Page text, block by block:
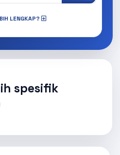
LENGKAP?
spesifik